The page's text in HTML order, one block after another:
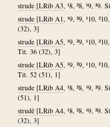
strude [LRib A3, ¹8, ²8, ¹9, ²9.
strude [LRib A1, ¹9, ²9, ¹10,
(32), 3]
strude [LRib A5, ¹9, ²9, ¹10,
Tit. 36 (32), 3]
strude [LRib A5, ¹9, ²9, ¹10,
Tit. 52 (51), 1]
strude [LRib A4, ¹8, ²8, ¹9, ²9.
(51), 1]
strudẽ [LRib A4, ¹8, ²8, ¹9, ²9.
(32), 3]